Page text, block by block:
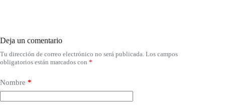
Deja un comentario
Tu dirección de correo electrónico no será publicada. Los campos
obligatorios están marcados con *
Nombre *